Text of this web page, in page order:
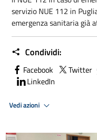
servizio NUE 112 in
emergenza sanitaria già
Condividi:
Facebook Twitter
LinkedIn
Vedi azioni